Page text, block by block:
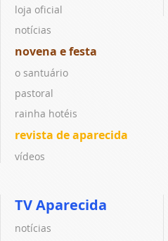
loja oficial
notícias
novena e festa
o santuário
pastoral
rainha hotéis
revista de aparecida
vídeos
TV Aparecida
notícias